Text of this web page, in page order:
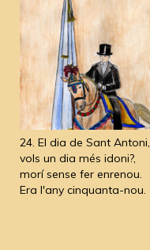
24. El dia de Sant Antoni,
vols un dia més idoni?,
morí sense fer enrenou.
Era l'any cinquanta-nou.